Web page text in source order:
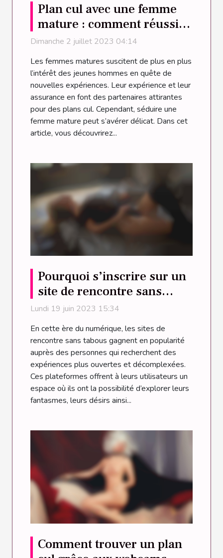
Plan cul avec une femme
mature : comment réussir
?
Dimanche 2 juillet 2023 04:14
Les femmes matures suscitent de plus en plus
l’intérêt des jeunes hommes en quête de
nouvelles expériences. Leur expérience et leur
assurance en font des partenaires attirantes
pour des plans cul. Cependant, séduire une
femme mature peut s’avérer délicat. Dans cet
article, vous découvrirez...
Pourquoi s’inscrire sur un
site de rencontre sans
tabous ?
Lundi 19 juin 2023 15:34
En cette ère du numérique, les sites de
rencontre sans tabous gagnent en popularité
auprès des personnes qui recherchent des
expériences plus ouvertes et décomplexées.
Ces plateformes offrent à leurs utilisateurs un
espace où ils ont la possibilité d’explorer leurs
fantasmes, leurs désirs ainsi...
Comment trouver un plan